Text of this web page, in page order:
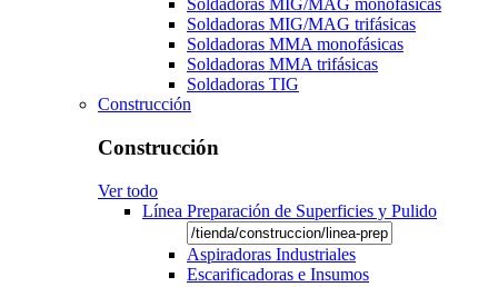
Soldadoras MIG/MAG monofásicas
Soldadoras MIG/MAG trifásicas
Soldadoras MMA monofásicas
Soldadoras MMA trifásicas
Soldadoras TIG
Construcción
Construcción
Ver todo
Línea Preparación de Superficies y Pulido
Aspiradoras Industriales
Escarificadoras e Insumos